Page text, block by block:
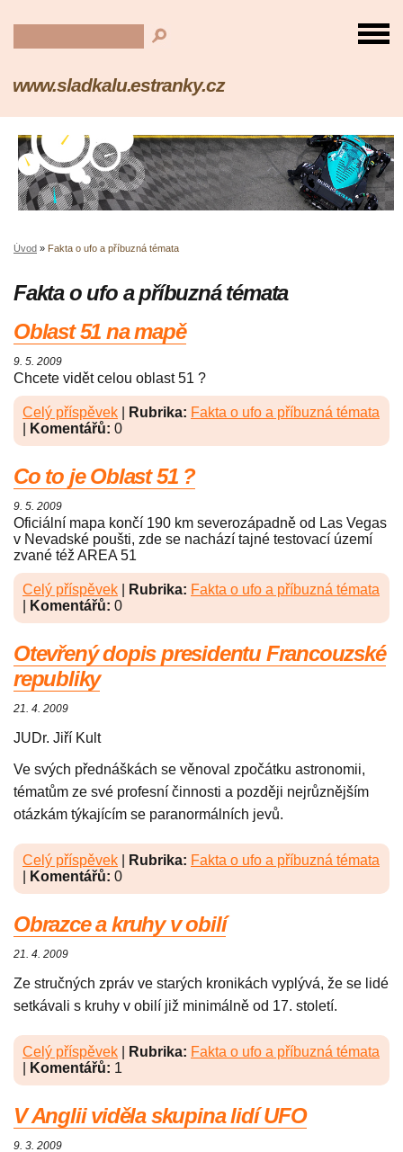
www.sladkalu.estranky.cz
Úvod » Fakta o ufo a příbuzná témata
Fakta o ufo a příbuzná témata
Oblast 51 na mapě
9. 5. 2009
Chcete vidět celou oblast 51 ?
Celý příspěvek Rubrika: Fakta o ufo a příbuzná témata
Komentářů: 0
Co to je Oblast 51 ?
9. 5. 2009
Oficiální mapa končí 190 km severozápadně od Las Vegas
v Nevadské poušti, zde se nachází tajné testovací území
zvané též AREA 51
Celý příspěvek Rubrika: Fakta o ufo a příbuzná témata
Komentářů: 0
Otevřený dopis presidentu Francouzské
republiky
21. 4. 2009
JUDr. Jiří Kult
Ve svých přednáškách se věnoval zpočátku astronomii,
tématům ze své profesní činnosti a později nejrůznějším
otázkám týkajícím se paranormálních jevů.
Celý příspěvek Rubrika: Fakta o ufo a příbuzná témata
Komentářů: 0
Obrazce a kruhy v obilí
21. 4. 2009
Ze stručných zpráv ve starých kronikách vyplývá, že se lidé
setkávali s kruhy v obilí již minimálně od 17. století.
Celý příspěvek Rubrika: Fakta o ufo a příbuzná témata
Komentářů: 1
V Anglii viděla skupina lidí UFO
9. 3. 2009